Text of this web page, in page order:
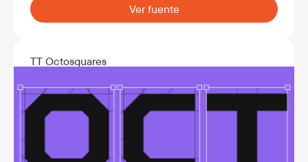
Ver fuente
TT Octosquares